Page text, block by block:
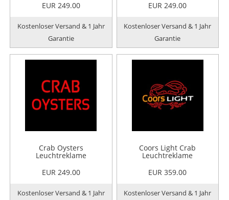
EUR 249.00
Kostenloser Versand & 1 Jahr
Garantie
EUR 249.00
Kostenloser Versand & 1 Jahr
Garantie
Crab Oysters
Leuchtreklame
EUR 249.00
Kostenloser Versand & 1 Jahr
Coors Light Crab
Leuchtreklame
EUR 359.00
Kostenloser Versand & 1 Jahr